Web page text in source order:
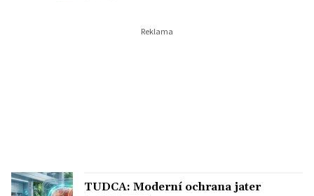
TUDCA: Moderní ochrana jater